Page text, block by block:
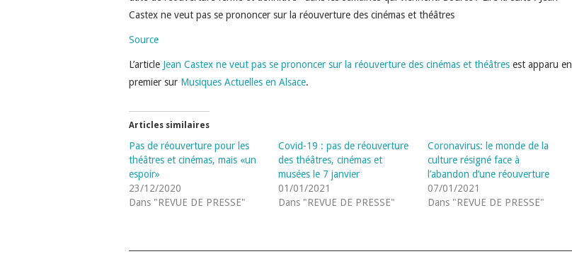
Castex ne veut pas se prononcer sur la réouverture des cinémas et théâtres
Source
L’article Jean Castex ne veut pas se prononcer sur la réouverture des cinémas et théâtres est apparu en
premier sur Musiques Actuelles en Alsace.
Articles similaires
Pas de réouverture pour les
théâtres et cinémas, mais «un
espoir»
23/12/2020
Dans "REVUE DE PRESSE"
Covid-19 : pas de réouverture
des théâtres, cinémas et
musées le 7 janvier
01/01/2021
Dans "REVUE DE PRESSE"
Coronavirus: le monde de la
culture résigné face à
l’abandon d’une réouverture
07/01/2021
Dans "REVUE DE PRESSE"